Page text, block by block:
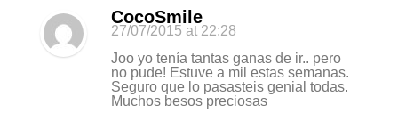
CocoSmile
27/07/2015 at 22:28
Joo yo tenía tantas ganas de ir.. pero
no pude! Estuve a mil estas semanas.
Seguro que lo pasasteis genial todas.
Muchos besos preciosas